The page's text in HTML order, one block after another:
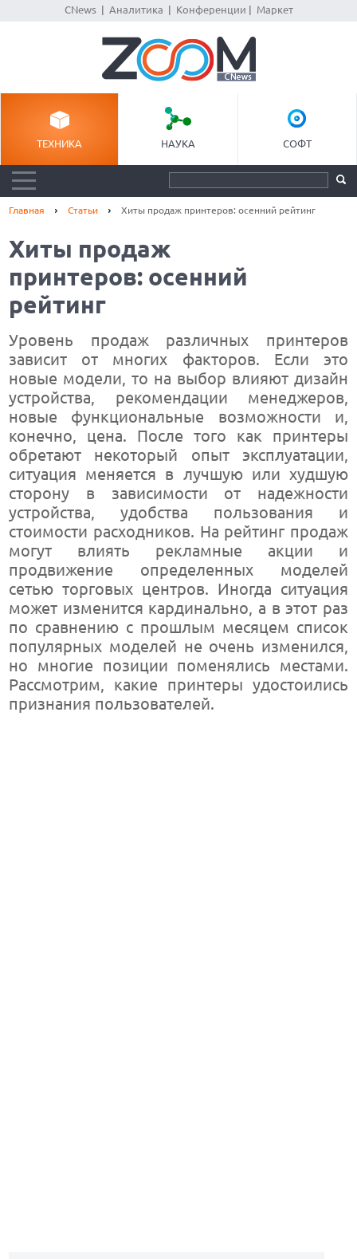
CNews| Аналитика Конференции Маркет
ТЕХНИКА НАУКА СОФТ
Главная Статьи Хиты продаж принтеров: осенний рейтинг
Хиты продаж
принтеров: осенний
рейтинг
Уровень продаж различных принтеров
зависит от многих факторов. Если это
новые модели, то на выбор влияют дизайн
устройства, рекомендации менеджеров,
новые функциональные возможности и,
конечно, цена. После того как принтеры
обретают некоторый опыт эксплуатации,
ситуация меняется в лучшую или худшую
сторону в зависимости от надежности
устройства, удобства пользования и
стоимости расходников. На рейтинг продаж
могут влиять рекламные акции и
продвижение определенных моделей
сетью торговых центров. Иногда ситуация
может изменится кардинально, а в этот раз
по сравнению с прошлым месяцем список
популярных моделей не очень изменился,
но многие позиции поменялись местами.
Рассмотрим, какие принтеры удостоились
признания пользователей.